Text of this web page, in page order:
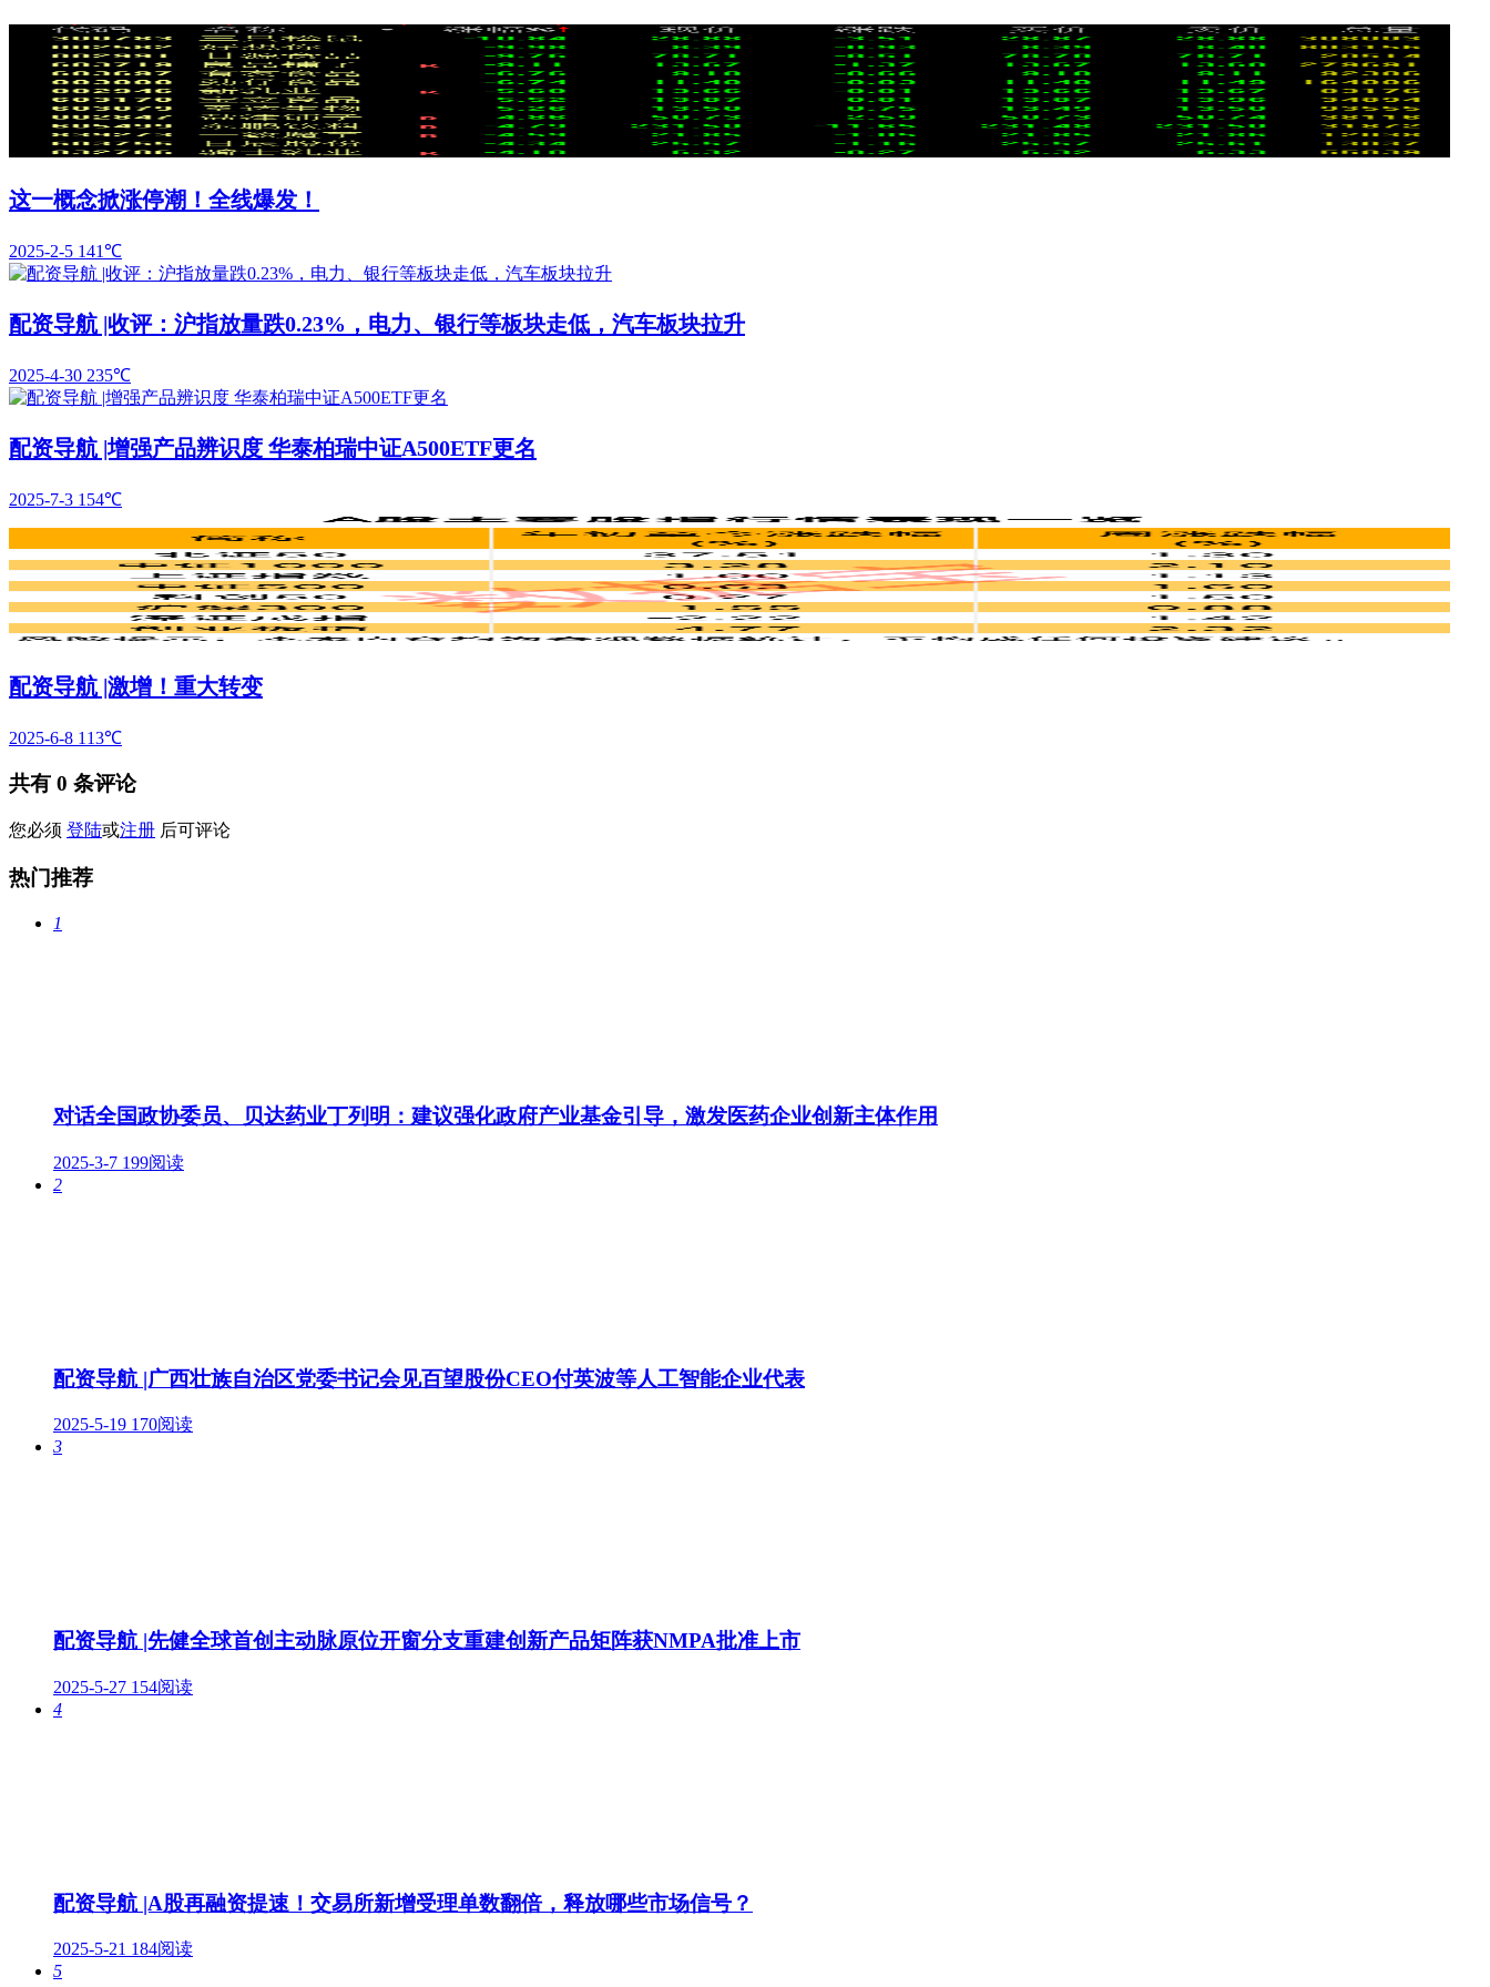
这一概念掀涨停潮！全线爆发！
2025-2-5 141℃
配资导航 |收评：沪指放量跌0.23%，电力、银行等板块走低，汽车板块拉升
2025-4-30 235℃
配资导航 |增强产品辨识度 华泰柏瑞中证A500ETF更名
2025-7-3 154℃
配资导航 |激增！重大转变
2025-6-8 113℃
共有 0 条评论
您必须 登陆或注册 后可评论
热门推荐
1
对话全国政协委员、贝达药业丁列明：建议强化政府产业基金引导，激发医药企业创新主体作用
2025-3-7 199阅读
2
配资导航 |广西壮族自治区党委书记会见百望股份CEO付英波等人工智能企业代表
2025-5-19 170阅读
3
配资导航 |先健全球首创主动脉原位开窗分支重建创新产品矩阵获NMPA批准上市
2025-5-27 154阅读
4
配资导航 |A股再融资提速！交易所新增受理单数翻倍，释放哪些市场信号？
2025-5-21 184阅读
5